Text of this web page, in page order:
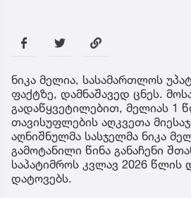
ნიკა მელია, სასამართლოს
ფაქტზე, დამნაშავედ ცნეს.
გადაწყვეტილებით, მელიას 1
თავისუფლების აღკვეთა
აღნიშნულმა სასჯელმა ნიკა
გამოტანილი წინა განაჩენი
საპატიმროს კვლავ 2026 წლის
დატოვებს.